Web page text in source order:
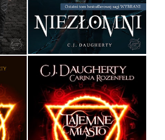
39,90 ZŁ